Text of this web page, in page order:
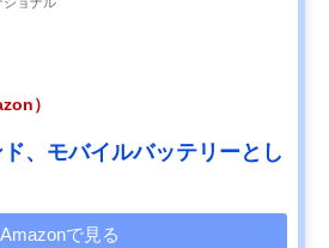
）
、モバイルバッテリーとし
Amazonで見る